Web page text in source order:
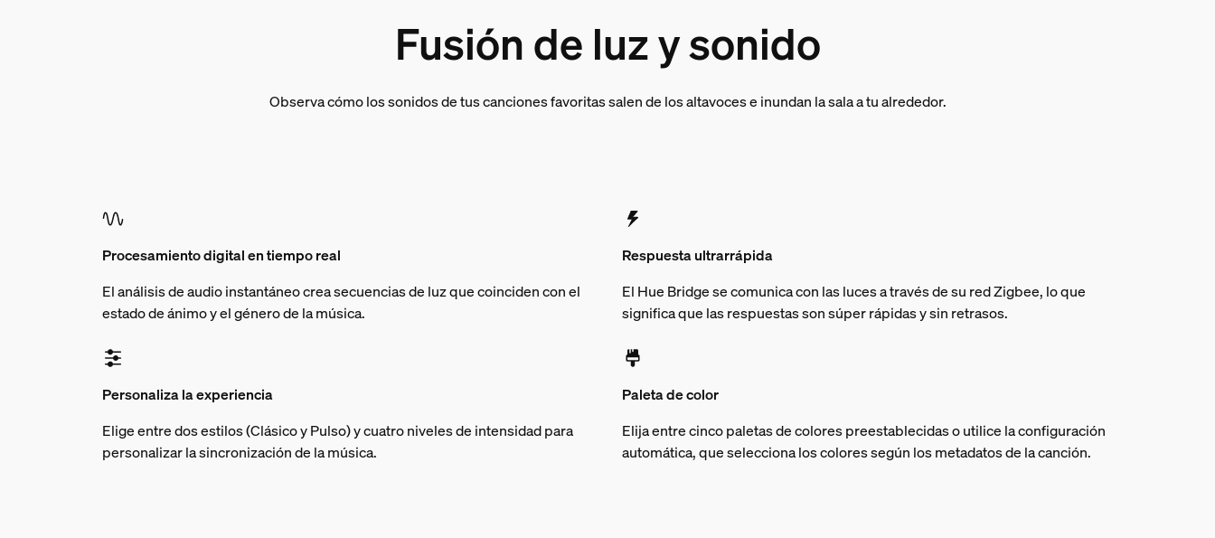
Fusión de luz y sonido
Observa cómo los sonidos de tus canciones favoritas salen de los altavoces e inundan la sala a tu alrededor.
Procesamiento digital en tiempo real
El análisis de audio instantáneo crea secuencias de luz que coinciden con el
estado de ánimo y el género de la música.
Respuesta ultrarrápida
El Hue Bridge se comunica con las luces a través de su red Zigbee, lo que
significa que las respuestas son súper rápidas y sin retrasos.
Personaliza la experiencia
Elige entre dos estilos (Clásico y Pulso) y cuatro niveles de intensidad para
personalizar la sincronización de la música.
Paleta de color
Elija entre cinco paletas de colores preestablecidas o utilice la configuración
automática, que selecciona los colores según los metadatos de la canción.